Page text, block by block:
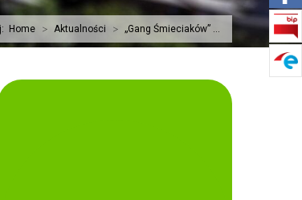
Home > Aktualności > „Gang Śmieciaków” ...